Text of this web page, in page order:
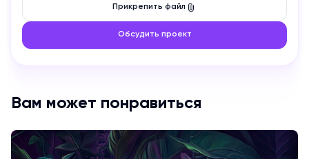
Вам может понравиться
Прикрепить файл
Обсудить проект